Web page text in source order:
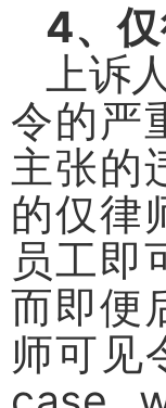
4、
上诉
令的严
主张的
的仅律
员工即
而即便
师可见